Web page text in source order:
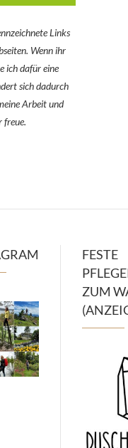
Links
Wenn ihr
ich dafür eine
sich dadurch
Arbeit und
freue.
FESTE
ZUM